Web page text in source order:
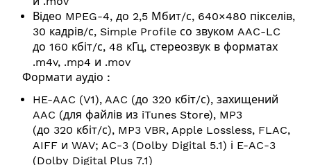
Відео MPEG-4, до 2,5 Мбит/с, 640×480 пікселів,
30 кадрів/с, Simple Profile со звуком AAC-LC
до 160 кбіт/с, 48 кГц, стереозвук в форматах
.m4v, .mp4 и .mov
Формати аудіо :
HE-AAC (V1), AAC (до 320 кбіт/с), захищений
AAC (для файлів из iTunes Store), MP3
(до 320 кбіт/с), MP3 VBR, Apple Lossless, FLAC,
AIFF и WAV; AC-3 (Dolby Digital 5.1) і E-AC-3
(Dolby Digital Plus 7.1)